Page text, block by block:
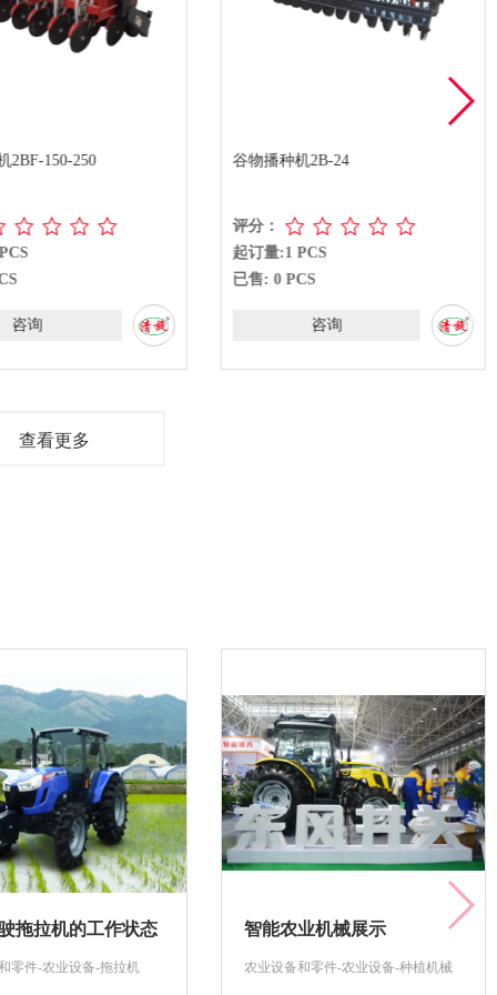
2BF-150-250
咨询
谷物播种机2B-24
评分：
起订量:1 PCS
已售: 0 PCS
咨询
查看更多
拖拉机的工作状态
零件-农业设备-拖拉机
智能农业机械展示
农业设备和零件-农业设备-种植机械